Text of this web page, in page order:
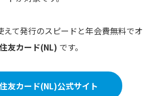
えて発行のスピードと年会費無料でオ
友カード(NL) です。
友カード(NL)公式サイト